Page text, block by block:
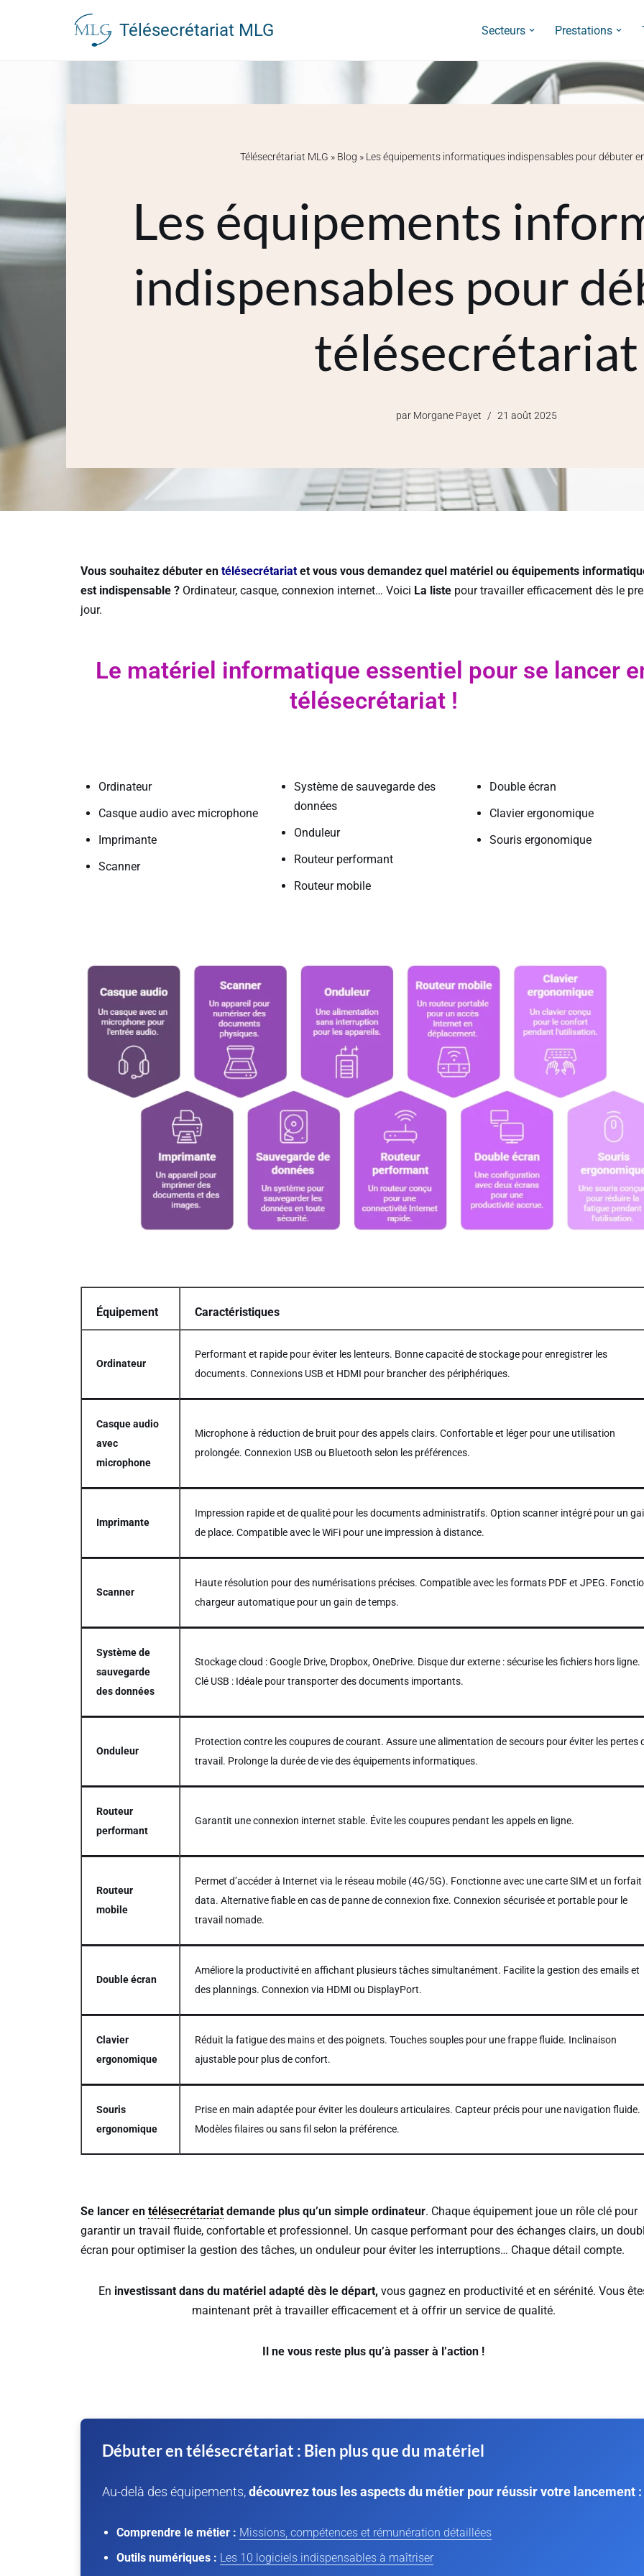
Télésecrétariat MLG Secteurs Prestations
Télésecrétariat MLG » Blog » Les équipements informatiques indispensables pour débuter
Les équipements
indispensables pour
télésecrétariat
par Morgane Payet 21 août 2025
Vous souhaitez débuter en télésecrétariat et vous vous demandez quel matériel ou équipements
est indispensable ? Ordinateur, casque, connexion internet… Voici La liste pour travailler efficacement dès le
jour.
Le matériel informatique essentiel pour se lancer
télésecrétariat !
Ordinateur
Casque audio avec microphone
Imprimante
Scanner
Système de sauvegarde des
données
Onduleur
Routeur performant
Routeur mobile
Double écran
Clavier ergonomique
Souris ergonomique
Équipement Caractéristiques
Ordinateur
Performant et rapide pour éviter les lenteurs. Bonne capacité de stockage pour enregistrer les
documents. Connexions USB et HDMI pour brancher des périphériques.
Casque audio
avec
microphone
Microphone à réduction de bruit pour des appels clairs. Confortable et léger pour une utilisation
prolongée. Connexion USB ou Bluetooth selon les préférences.
Imprimante
Impression rapide et de qualité pour les documents administratifs. Option scanner intégré pour un
de place. Compatible avec le WiFi pour une impression à distance.
Scanner
Haute résolution pour des numérisations précises. Compatible avec les formats PDF et JPEG.
chargeur automatique pour un gain de temps.
Système de
sauvegarde
des données
Stockage cloud : Google Drive, Dropbox, OneDrive. Disque dur externe : sécurise les fichiers hors ligne.
Clé USB : Idéale pour transporter des documents importants.
Onduleur
Protection contre les coupures de courant. Assure une alimentation de secours pour éviter les pertes
travail. Prolonge la durée de vie des équipements informatiques.
Routeur
performant
Garantit une connexion internet stable. Évite les coupures pendant les appels en ligne.
Routeur
mobile
Permet d’accéder à Internet via le réseau mobile (4G/5G). Fonctionne avec une carte SIM et un forfait
data. Alternative fiable en cas de panne de connexion fixe. Connexion sécurisée et portable pour le
travail nomade.
Double écran
Améliore la productivité en affichant plusieurs tâches simultanément. Facilite la gestion des emails et
des plannings. Connexion via HDMI ou DisplayPort.
Clavier
ergonomique
Réduit la fatigue des mains et des poignets. Touches souples pour une frappe fluide. Inclinaison
ajustable pour plus de confort.
Souris
ergonomique
Prise en main adaptée pour éviter les douleurs articulaires. Capteur précis pour une navigation fluide.
Modèles filaires ou sans fil selon la préférence.
Se lancer en télésecrétariat demande plus qu’un simple ordinateur. Chaque équipement joue un rôle clé pour
garantir un travail fluide, confortable et professionnel. Un casque performant pour des échanges clairs, un
écran pour optimiser la gestion des tâches, un onduleur pour éviter les interruptions… Chaque détail compte.
En investissant dans du matériel adapté dès le départ, vous gagnez en productivité et en sérénité. Vous
maintenant prêt à travailler efficacement et à offrir un service de qualité.
Il ne vous reste plus qu’à passer à l’action !
Débuter en télésecrétariat : Bien plus que du matériel
Au-delà des équipements, découvrez tous les aspects du métier pour réussir votre lancement :
Comprendre le métier : Missions, compétences et rémunération détaillées
Outils numériques : Les 10 logiciels indispensables à maîtriser